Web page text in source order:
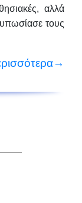
αλλά
τους